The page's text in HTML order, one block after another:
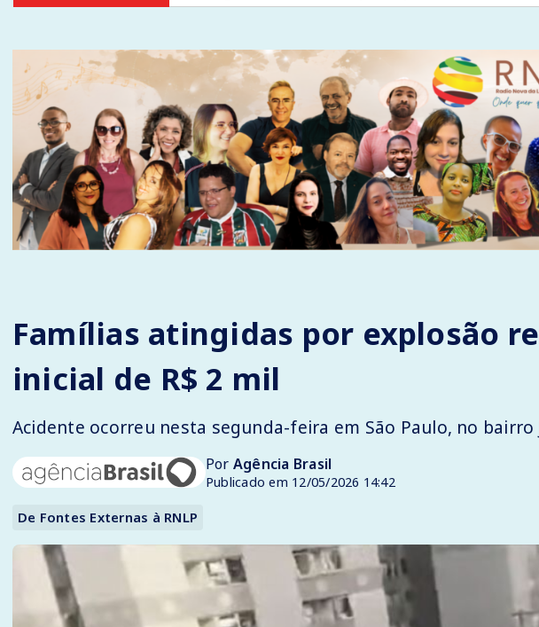
Famílias atingidas por explosão
inicial de R$ 2 mil
Acidente ocorreu nesta segunda-feira em São Paulo, no bairro
Por Agência Brasil
Publicado em 12/05/2026 14:42
De Fontes Externas à RNLP